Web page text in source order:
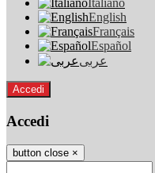
Italiano
English
Français
Español
عربى
Accedi
Accedi
button close ×